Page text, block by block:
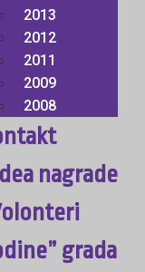
2013
2012
2011
2009
2008
nagrade
grada